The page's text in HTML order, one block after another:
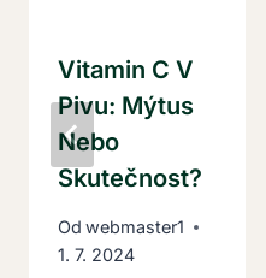
Vitamin C V
Pivu: Mýtus
Nebo
Skutečnost?
Od webmaster1
1. 7. 2024